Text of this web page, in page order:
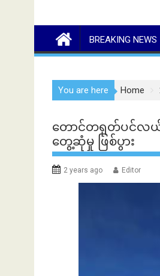
BREAKING NEWS
You are here Home
တောင်တရုတ်ပင်လ
တွေ့ဆုံမှု ဖြစ်ပွား
2 years ago Editor